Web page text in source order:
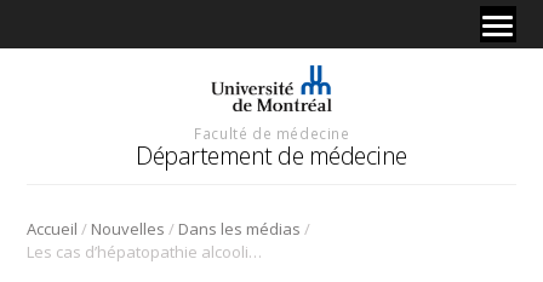
Faculté de médecine
Département de médecine
Accueil / Nouvelles / Dans les médias /
Les cas d’hépatopathie alcoolique sont en hausse chez les jeunes femmes